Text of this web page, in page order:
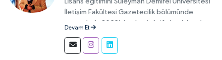
İletişim Fakültesi Gazetecilik bölümünde
tamamladı. 2023'den beri aktif olarak basılı,
aşamalarında muhabir ve editör olarak görev
alıyor.
Devam Et